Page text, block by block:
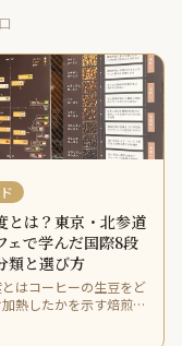
とは？東京・北参道
ェで学んだ国際8段
類と選び方
はコーヒーの生豆をど
熱したかを示す焙煎の